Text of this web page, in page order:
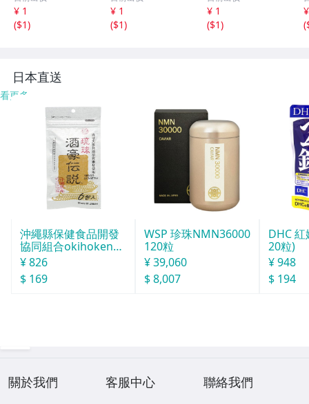
【各種運動防護配件】
其它
ワイト L
¥ 1
($1)
¥ 1
($1)
¥ 1
($1)
(
日本直送
看更多
沖繩縣保健食品開發
協同組合okihoken琉
球酒豪傳說 6包
¥ 826
$ 169
WSP 珍珠NMN36000
120粒
¥ 39,060
$ 8,007
DHC
20粒)
¥ 948
$ 194
關於我們 客服中心 聯絡我們